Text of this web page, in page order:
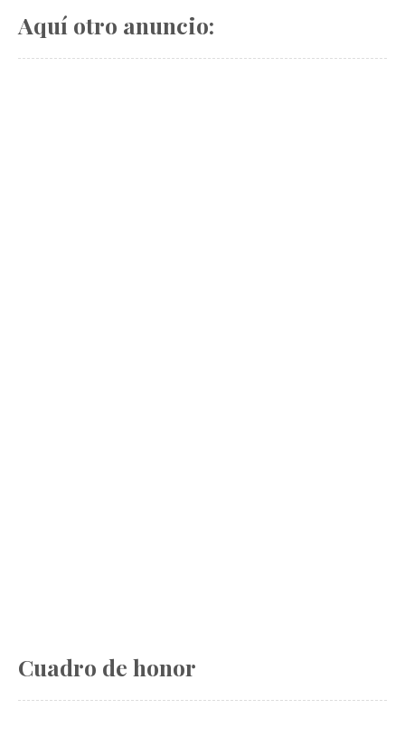
Aquí otro anuncio:
Cuadro de honor